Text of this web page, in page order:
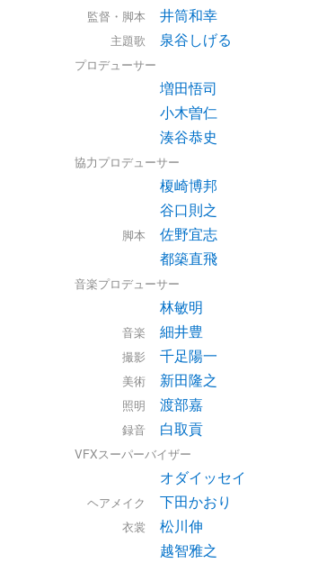
監督・脚本 井筒和幸
主題歌 泉谷しげる
プロデューサー
増田悟司
小木曽仁
湊谷恭史
協力プロデューサー
榎崎博邦
谷口則之
脚本
佐野宜志
都築直飛
音楽プロデューサー
林敏明
音楽 細井豊
撮影 千足陽一
美術 新田隆之
照明 渡部嘉
録音 白取貢
VFXスーパーバイザー
オダイッセイ
ヘアメイク 下田かおり
衣裳
松川伸
越智雅之